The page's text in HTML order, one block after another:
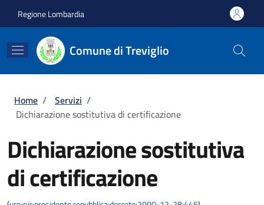
Regione Lombardia
Comune di Treviglio
Briciole di pane
Home / Servizi /
Dichiarazione sostitutiva di certificazione
Dichiarazione sostitutiva
di certificazione